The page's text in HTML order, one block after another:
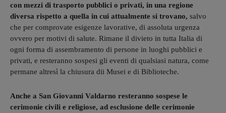
con mezzi di trasporto pubblici o privati, in una regione
diversa rispetto a quella in cui attualmente si trovano, salvo
che per comprovate esigenze lavorative, di assoluta urgenza
ovvero per motivi di salute. Rimane il divieto in tutta Italia di
ogni forma di assembramento di persone in luoghi pubblici e
privati, e resteranno sospesi gli eventi di qualsiasi natura, come
permane altresì la chiusura dii Musei e di Biblioteche.
Anche a San Giovanni Valdarno resteranno sospese le
cerimonie civili e religiose, ad esclusione delle cerimonie